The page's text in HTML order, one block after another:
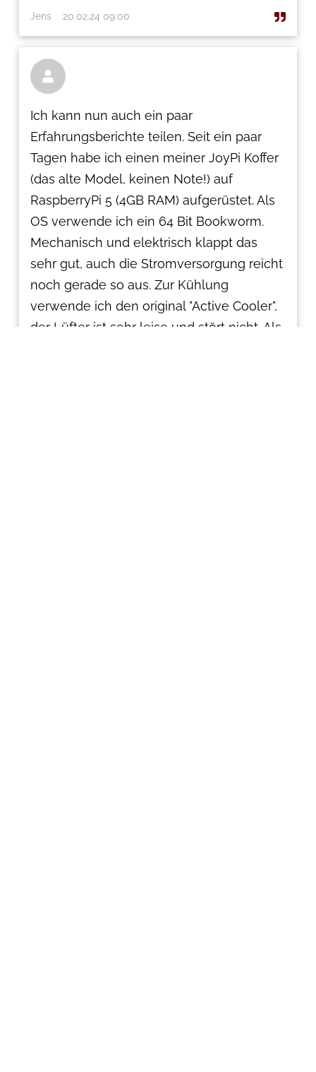
Jens 20.02.24 09:00

Ich kann nun auch ein paar
Erfahrungsberichte teilen. Seit ein paar
Tagen habe ich einen meiner JoyPi Koffer
(das alte Model, keinen Note!) auf
RaspberryPi 5 (4GB RAM) aufgerüstet. Als
OS verwende ich ein 64 Bit Bookworm.
Mechanisch und elektrisch klappt das
sehr gut, auch die Stromversorgung reicht
noch gerade so aus. Zur Kühlung
verwende ich den original "Active Cooler",
der Lüfter ist sehr leise und stört nicht. Als